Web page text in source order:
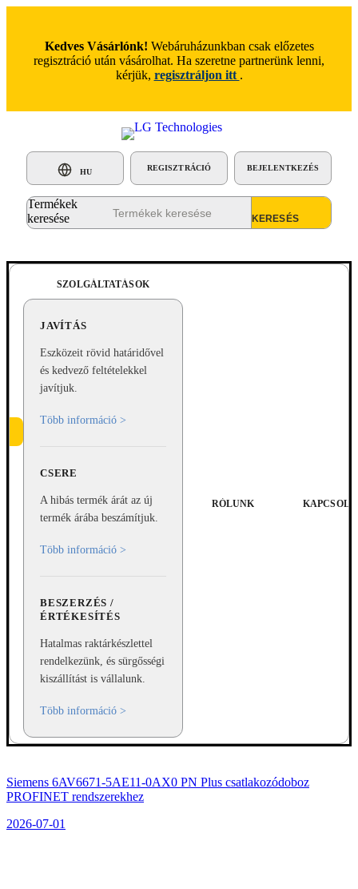
Kedves Vásárlónk! Webáruházunkban csak előzetes
regisztráció után vásárolhat. Ha szeretne partnerünk lenni,
kérjük, regisztráljon itt .
REGISZTRÁCIÓ BEJELENTKEZÉS
HU
Termékek
keresése
SZOLGÁLTATÁSOK
JAVÍTÁS
Eszközeit rövid határidővel
és kedvező feltételekkel
javítjuk.
Több információ >
CSERE
A hibás termék árát az új
termék árába beszámítjuk.
Több információ >
BESZERZÉS /
ÉRTÉKESÍTÉS
Hatalmas raktárkészlettel
rendelkezünk, és sürgősségi
kiszállítást is vállalunk.
Több információ >
RÓLUNK
Siemens 6AV6671-5AE11-0AX0 PN Plus csatlakozódoboz
PROFINET rendszerekhez
2026-07-01